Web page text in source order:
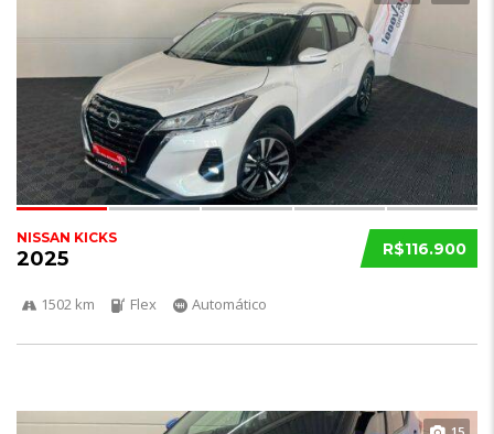
R$116.900
NISSAN KICKS
2025
1502 km Flex Automático